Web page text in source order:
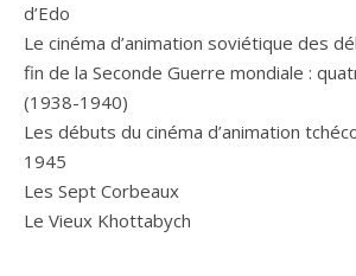
d’Edo
Le cinéma d’animation soviétique des
fin de la Seconde Guerre mondiale :
(1938-1940)
Les débuts du cinéma d’animation
1945
Les Sept Corbeaux
Le Vieux Khottabych